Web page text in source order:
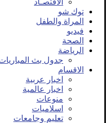
الاقتصـاد
توك شو
المراة والطفل
فيديو
الصحة
الرياضة
جدول بث
الاقسام
اخبار عربية
اخبار عالمية
منوعات
اسلاميات
تعليم وجامعات